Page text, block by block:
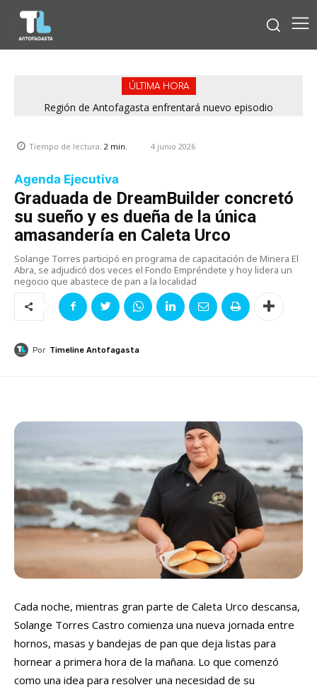
ÚLTIMA HORA
Región de Antofagasta enfrentará nuevo episodio
Tiempo de lectura: 2 min. 4 junio 2026
Agenda Ejecutiva
Graduada de DreamBuilder concretó
su sueño y es dueña de la única
amasandería en Caleta Urco
Solange Torres participó en programa de capacitación de Minera El
Abra, se adjudicó dos veces el Fondo Empréndete y hoy lidera un
negocio que abastece de pan a la localidad
Por Timeline Antofagasta
Cada noche, mientras gran parte de Caleta Urco descansa,
Solange Torres Castro comienza una nueva jornada entre
hornos, masas y bandejas de pan que deja listas para
hornear a primera hora de la mañana. Lo que comenzó
como una idea para resolver una necesidad de su